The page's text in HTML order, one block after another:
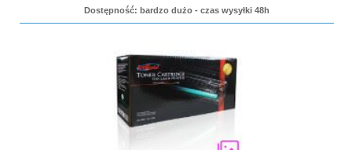
Dostępność: bardzo dużo - czas wysyłki 48h